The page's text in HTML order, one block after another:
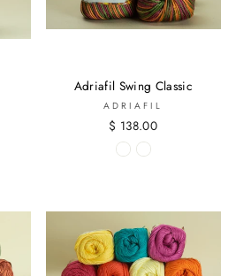
Adriafil Swing Classic
ADRIAFIL
$ 138.00